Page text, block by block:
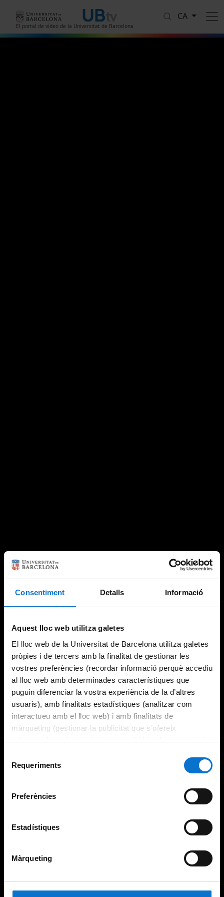
Consentiment Detalls Informació
Aquest lloc web utilitza galetes
El lloc web de la Universitat de Barcelona utilitza galetes
pròpies i de tercers amb la finalitat de gestionar les
vostres preferències (recordar informació perquè accediu
al lloc web amb determinades característiques que
puguin diferenciar la vostra experiència de la d’altres
usuaris), amb finalitats estadístiques (analitzar com
interactueu amb el lloc web) i amb finalitats de
màrqueting (gestionar la publicitat que s’ofereix
adequant-la en funció dels vostres hàbits de navegació).
consultar laPolítica de galetes del lloc web de la
Requeriments
Preferències
Estadístiques
Màrqueting
El portal de vídeo de la Universitat de Barcelona
CA